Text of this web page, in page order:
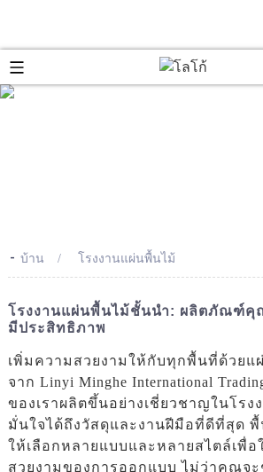
- บ้าน โรงงานแผ่นพื้นไม้
โรงงานแผ่นพื้นไม้ชั้นนำ: ผลิตภัณฑ์คุ
มีประสิทธิภาพ
เพิ่มความสวยงามให้กับทุกพื้นที่ด้วย
จาก Linyi Minghe International
ของเราผลิตขึ้นอย่างเชี่ยวชาญในโรง
มั่นใจได้ถึงวัสดุและงานฝีมือที่ดีที่สุด พื้
ให้เลือกหลายแบบและหลายสไตล์เพื่อ
สวยงามของการออกแบบ ไม่ว่าคุณจ